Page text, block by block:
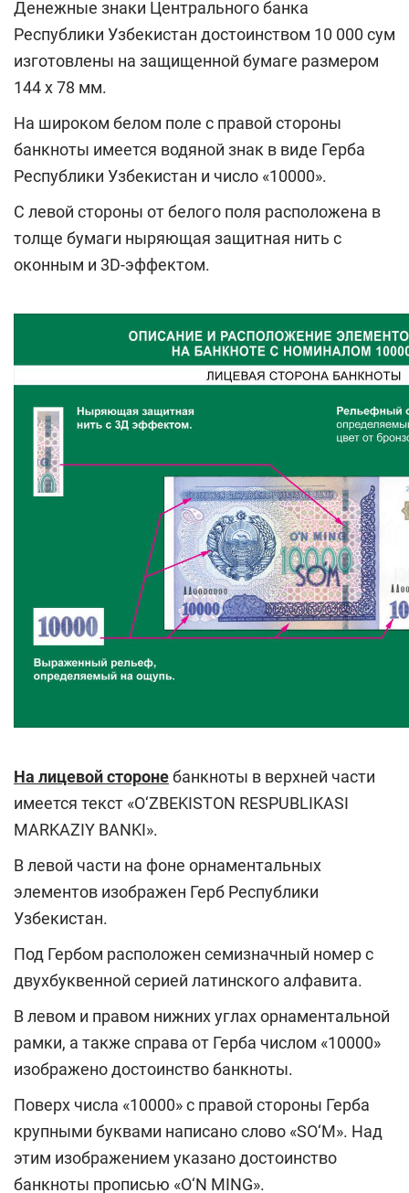
Денежные знаки Центрального банка
Республики Узбекистан достоинством 10 000 сум
изготовлены на защищенной бумаге размером
144 х 78 мм.
На широком белом поле с правой стороны
банкноты имеется водяной знак в виде Герба
Республики Узбекистан и число «10000».
С левой стороны от белого поля расположена в
толще бумаги ныряющая защитная нить с
оконным и 3D-эффектом.
На лицевой сторонебанкноты в верхней части
имеется текст «O‘ZBEKISTON RESPUBLIKASI
MARKAZIY BANKI».
В левой части на фоне орнаментальных
элементов изображен Герб Республики
Узбекистан.
Под Гербом расположен семизначный номер с
двухбуквенной серией латинского алфавита.
В левом и правом нижних углах орнаментальной
рамки, а также справа от Герба числом «10000»
изображено достоинство банкноты.
Поверх числа «10000» с правой стороны Герба
крупными буквами написано слово «SO‘M». Над
этим изображением указано достоинство
банкноты прописью «O‘N MING».